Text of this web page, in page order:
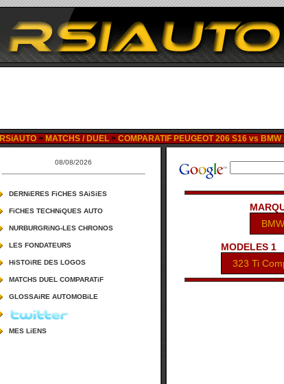
RSiAUTO > MATCHS / DUEL > COMPARATIF PEUGEOT 206 S16 vs
MODELES 1
08/08/2026
DERNiERES FiCHES SAiSiES
FiCHES TECHNiQUES AUTO
NURBURGRiNG-LES CHRONOS
LES FONDATEURS
HiSTOiRE DES LOGOS
MATCHS DUEL COMPARATiF
GLOSSAiRE AUTOMOBiLE
MES LiENS